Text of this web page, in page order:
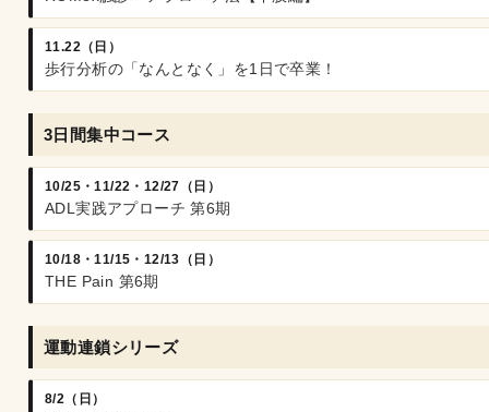
11.22（日）
歩行分析の「なんとなく」を1日で卒業！
3日間集中コース
10/25・11/22・12/27（日）
ADL実践アプローチ 第6期
10/18・11/15・12/13（日）
THE Pain 第6期
運動連鎖シリーズ
8/2（日）